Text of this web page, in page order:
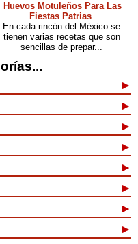
Huevos Motuleños Para Las
Fiestas Patrias
En cada rincón del México se
tienen varias recetas que son
sencillas de prepar...